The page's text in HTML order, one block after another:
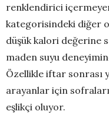
renklendirici
kategorisindeki diğer
düşük kalori değerine
maden suyu
Özellikle iftar sonrası
arayanlar için
eşlikçi oluyor.